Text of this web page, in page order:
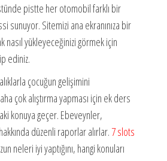
pistte her otomobil farklı bir
sunuyor. Sitemizi ana ekranınıza bir
nasıl yükleyeceğinizi görmek için
ediniz.
çocuğun gelişimini
çok alıştırma yapması için ek ders
konuya geçer. Ebeveynler,
düzenli raporlar alırlar. 7 slots
neleri iyi yaptığını, hangi konuları